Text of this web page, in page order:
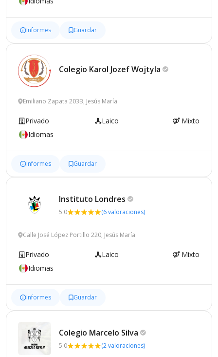
Informes Guardar
Colegio Karol JozefWojtyla
Emiliano Zapata 203B, Jesús María
Privado Laico
Mixto
Idiomas
Informes Guardar
Instituto Londres
5.0 (6 valoraciones)
Calle José López Portillo 220, Jesús María
Privado Laico
Mixto
Idiomas
Informes Guardar
Colegio Marcelo Silva
5.0 (2 valoraciones)